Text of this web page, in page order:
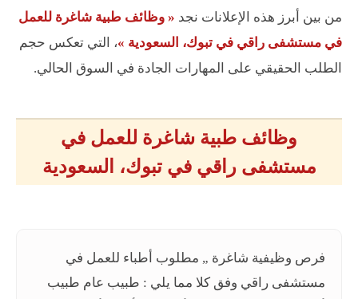
من بين أبرز هذه الإعلانات نجد « وظائف طبية شاغرة للعمل
في مستشفى راقي في تبوك، السعودية »، التي تعكس حجم
الطلب الحقيقي على المهارات الجادة في السوق الحالي.
وظائف طبية شاغرة للعمل في
مستشفى راقي في تبوك، السعودية
فرص وظيفية شاغرة „ مطلوب أطباء للعمل في
مستشفى راقي وفق كلا مما يلي : طبيب عام طبيب